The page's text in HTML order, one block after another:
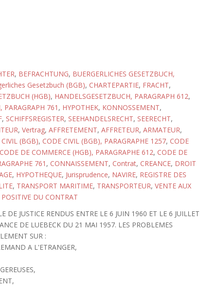
, BEFRACHTUNG, BUERGERLICHES GESETZBUCH,
Gesetzbuch (BGB), CHARTEPARTIE, FRACHT,
(HGB), HANDELSGESETZBUCH, PARAGRAPH 612,
PARAGRAPH 761 , HYPOTHEK, KONNOSSEMENT,
, SCHIFFSREGISTER, SEEHANDELSRECHT, SEERECHT,
, Vertrag, AFFRETEMENT, AFFRETEUR, ARMATEUR,
(BGB), CODE CIVIL (BGB), PARAGRAPHE 1257, CODE
CODE DE COMMERCE (HGB), PARAGRAPHE 612, CODE DE
761 , CONNAISSEMENT, Contrat, CREANCE, DROIT
, HYPOTHEQUE, Jurisprudence, NAVIRE, REGISTRE DES
, TRANSPORT MARITIME, TRANSPORTEUR, VENTE AUX
DU CONTRAT
DE JUSTICE RENDUS ENTRE LE 6 JUIN 1960 ET LE 6 JUILLET
DE LUEBECK DU 21 MAI 1957. LES PROBLEMES
SUR :
A L'ETRANGER,